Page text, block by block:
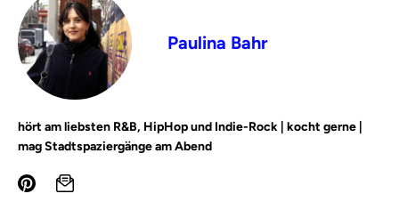
Paulina Bahr
hört am liebsten R&B, HipHop und Indie-Rock | kocht gerne |
mag Stadtspaziergänge am Abend